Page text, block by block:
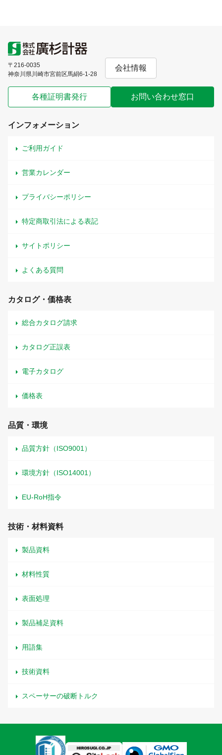
〒216-0035
神奈川県川崎市宮前区馬絹6-1-28
会社情報
各種証明書発行 お問い合わせ窓口
インフォメーション
ご利用ガイド
営業カレンダー
プライバシーポリシー
特定商取引法による表記
サイトポリシー
よくある質問
カタログ・価格表
総合カタログ請求
カタログ正誤表
電子カタログ
価格表
品質・環境
品質方針（ISO9001）
環境方針（ISO14001）
EU-RoH指令
技術・材料資料
製品資料
材料性質
表面処理
製品補足資料
用語集
技術資料
スペーサーの破断トルク